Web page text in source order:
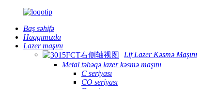
Baş səhifə
Haqqımızda
Lazer maşını
Lif Lazer Kəsmə Maşını
Metal təbəqə lazer kəsmə maşını
C seriyası
CO seriyası